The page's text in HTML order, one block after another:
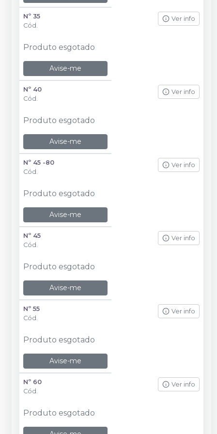
Nº 35
Cód.
Ver info
Produto esgotado
Avise-me
Nº 40
Cód.
Ver info
Produto esgotado
Avise-me
Nº 45 -80
Cód.
Ver info
Produto esgotado
Avise-me
Nº 45
Cód.
Ver info
Produto esgotado
Avise-me
Nº 55
Cód.
Ver info
Produto esgotado
Avise-me
Nº 60
Cód.
Ver info
Produto esgotado